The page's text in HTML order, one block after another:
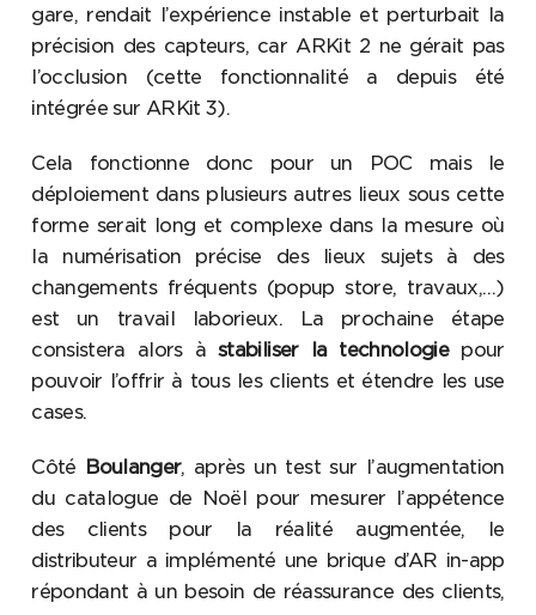
gare, rendait l’expérience instable et perturbait la
précision des capteurs, car ARKit 2 ne gérait pas
l’occlusion (cette fonctionnalité a depuis été
intégrée sur ARKit 3).
Cela fonctionne donc pour un POC mais le
déploiement dans plusieurs autres lieux sous cette
forme serait long et complexe dans la mesure où
la numérisation précise des lieux sujets à des
changements fréquents (popup store, travaux,…)
est un travail laborieux. La prochaine étape
consistera alors àstabiliser la technologiepour
pouvoir l’offrir à tous les clients et étendre les use
cases.
Côté Boulanger, après un test sur l’augmentation
du catalogue de Noël pour mesurer l’appétence
des clients pour la réalité augmentée, le
distributeur a implémenté une brique d’AR in-app
répondant à un besoin de réassurance des clients,